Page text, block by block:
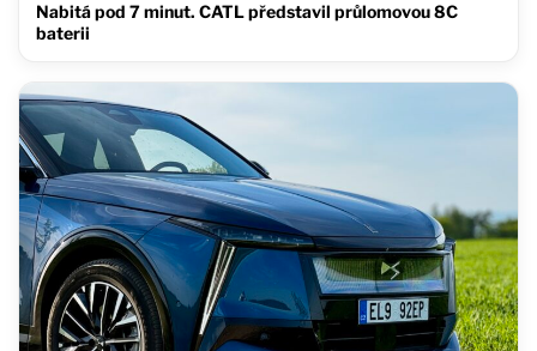
Nabitá pod 7 minut. CATL představil průlomovou 8C
baterii